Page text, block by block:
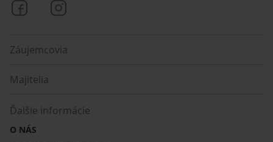
Bezrealitky na Facebooku
Záujemcovia
Majitelia
Ďalšie informácie
O NÁS